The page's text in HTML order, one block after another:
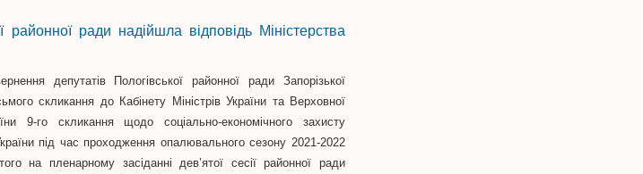
районної ради надійшла відповідь Міністерства
депутатів Пологівської районної ради Запорізької
скликання до Кабінету Міністрів України та Верховної
9-го скликання щодо соціально-економічного захисту
під час проходження опалювального сезону 2021-2022
на пленарному засіданні дев’ятої сесії районної ради